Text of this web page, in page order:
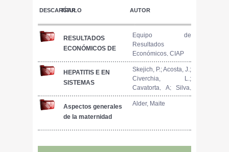
DESCARGAR
TÍTULO AUTOR
RESULTADOS
ECONÓMICOS DE
PRODUCTIVOS
PORCINOS.
Equipo de
Resultados
Económicos, CIAP
HEPATITIS E EN
SISTEMAS
PORCINOS DEL
SUR DE SANTA FE
Skejich, P.; Acosta, J.;
Civerchia, L.;
Cavatorta, A; Silva,
P; Cappelletti, G
Aspectos generales
de la maternidad
Alder, Maite